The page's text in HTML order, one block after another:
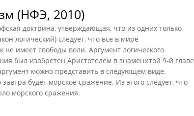
(НФЭ, 2010)
доктрина, утверждающая, что из одних только
логический) следует, что все в мире
не имеет свободы воли. Аргумент логического
был изобретен Аристотелем в знаменитой 9-й главе
можно представить в следующем виде.
будет морское сражение. Из этого следует, что
морского сражения.